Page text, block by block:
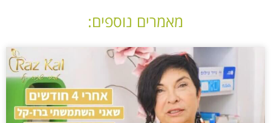
מאמרים נוספים: